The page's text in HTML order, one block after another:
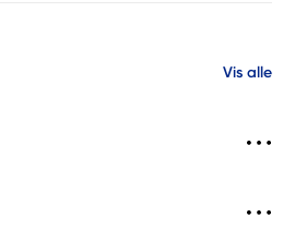
Vis alle